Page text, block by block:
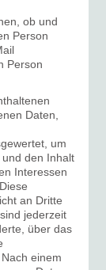
ob und
Person
Person
Daten,
um
den Inhalt
Interessen
an Dritte
jederzeit
über das
einem